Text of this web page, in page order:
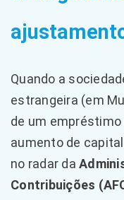
Quando a
estrangeira (em
de um empréstimo
aumento de
no radar da
Contribuições